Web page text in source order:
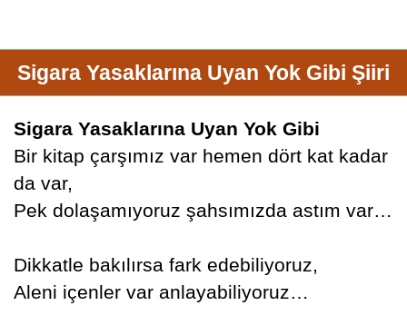
Sigara Yasaklarına Uyan Yok Gibi Şiiri
Sigara Yasaklarına Uyan Yok Gibi
Bir kitap çarşımız var hemen dört kat kadar
da var,
Pek dolaşamıyoruz şahsımızda astım var…
Dikkatle bakılırsa fark edebiliyoruz,
Aleni içenler var anlayabiliyoruz…